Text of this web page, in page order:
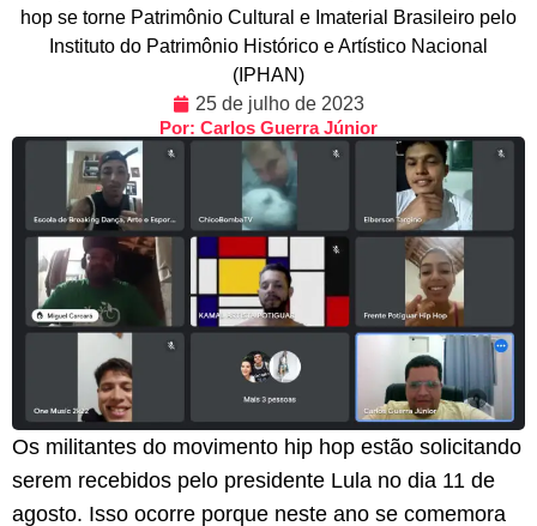
hop se torne Patrimônio Cultural e Imaterial Brasileiro pelo
Instituto do Patrimônio Histórico e Artístico Nacional
(IPHAN)
25 de julho de 2023
Por: Carlos Guerra Júnior
Os militantes do movimento hip hop estão solicitando
serem recebidos pelo presidente Lula no dia 11 de
agosto. Isso ocorre porque neste ano se comemora